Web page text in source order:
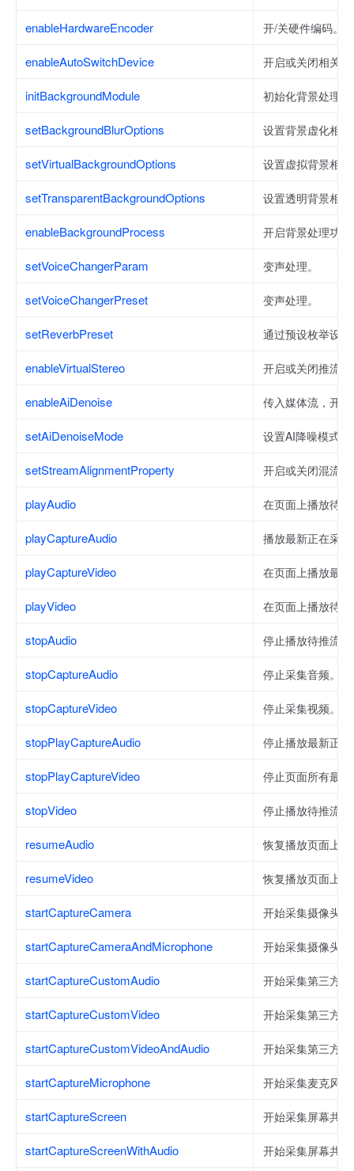
enableHardwareEncoder 开/关硬件编码。
enableAutoSwitchDevice 开启或关闭相关
initBackgroundModule 初始化背景处理
setBackgroundBlurOptions 设置背景虚化相
setVirtualBackgroundOptions 设置虚拟背景相
setTransparentBackgroundOptions 设置透明背景相
enableBackgroundProcess 开启背景处理功
setVoiceChangerParam 变声处理。
setVoiceChangerPreset 变声处理。
setReverbPreset 通过预设枚举设
enableVirtualStereo 开启或关闭推流
enableAiDenoise 传入媒体流，开
setAiDenoiseMode 设置AI降噪模式
setStreamAlignmentProperty 开启或关闭混流
playAudio 在页面上播放待
playCaptureAudio 播放最新正在采
playCaptureVideo 在页面上播放最
playVideo 在页面上播放待
stopAudio 停止播放待推流
stopCaptureAudio 停止采集音频。
stopCaptureVideo 停止采集视频。
stopPlayCaptureAudio 停止播放最新正
stopPlayCaptureVideo 停止页面所有最
stopVideo 停止播放待推流
resumeAudio 恢复播放页面上
resumeVideo 恢复播放页面上
startCaptureCamera 开始采集摄像头
startCaptureCameraAndMicrophone 开始采集摄像头
startCaptureCustomAudio 开始采集第三方
startCaptureCustomVideo 开始采集第三方
startCaptureCustomVideoAndAudio 开始采集第三方
startCaptureMicrophone 开始采集麦克风
startCaptureScreen 开始采集屏幕共
startCaptureScreenWithAudio 开始采集屏幕共